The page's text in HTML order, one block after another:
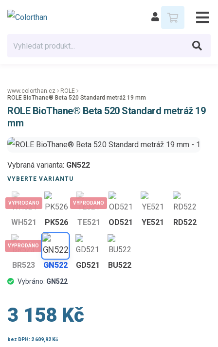
www.colorthan.cz
ROLE
ROLE BioThane® Beta 520 Standard metráž 19 mm
ROLE BioThane® Beta 520 Standard metráž 19
mm
Vybraná varianta: GN522
VYBERTE VARIANTU
VYPRODÁNO
WH521 PK526
VYPRODÁNO
TE521 OD521 YE521 RD522
VYPRODÁNO
BR523 GN522 GD521 BU522
Vybráno: GN522
3 158 Kč
bez DPH: 2 609,92 Kč